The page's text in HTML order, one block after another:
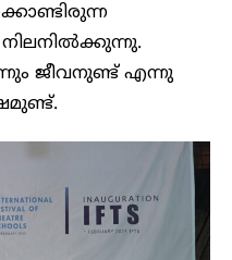
ജീവനുണ്ട് എന്നു